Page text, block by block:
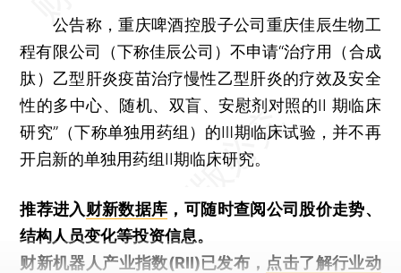
公告称，重庆啤酒控股子公司重庆佳辰生物工
程有限公司（下称佳辰公司）不申请“治疗用（合成
肽）乙型肝炎疫苗治疗慢性乙型肝炎的疗效及安全
性的多中心、随机、双盲、安慰剂对照的II 期临床
研究”（下称单独用药组）的Ⅲ期临床试验，并不再
开启新的单独用药组II期临床研究。
推荐进入财新数据库 ，可随时查阅公司股价走势、
结构人员变化等投资信息。
财新机器人产业指数(RII)已发布， 点击了解行业动